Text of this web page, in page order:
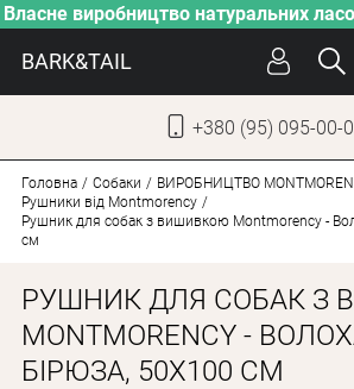
Власне виробництво натуральних
BARK&TAIL
+380 (95) 095-00-
ПІКЛУВАННЯ
ВІД СПЕКИ
ВЛАСНЕ
Головна Собаки
ВИРОБНИЦТВО
Рушники від Montmorency
Рушник для собак з вишивкою Montmorency -
см
РУШНИК ДЛЯ СОБАК З
MONTMORENCY -
БІРЮЗА, 50X100 СМ